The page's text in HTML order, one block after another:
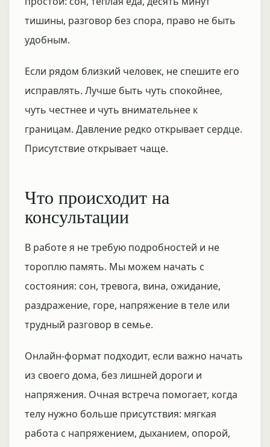
тишины, разговор без спора, право не быть
удобным.
Если рядом близкий человек, не спешите его
исправлять. Лучше быть чуть спокойнее,
чуть честнее и чуть внимательнее к
границам. Давление редко открывает сердце.
Присутствие открывает чаще.
Что происходит на
консультации
В работе я не требую подробностей и не
тороплю память. Мы можем начать с
состояния: сон, тревога, вина, ожидание,
раздражение, горе, напряжение в теле или
трудный разговор в семье.
Онлайн-формат подходит, если важно начать
из своего дома, без лишней дороги и
напряжения. Очная встреча помогает, когда
телу нужно больше присутствия: мягкая
работа с напряжением, дыханием, опорой,